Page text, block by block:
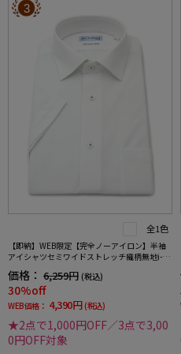
3
全1色
【即納】WEB限定【完全ノーアイロン】半袖
アイシャツセミワイドストレッチ織柄無地i-sh
価格： 6,259円 (税込)
30%off
WEB価格： 4,390円 (税込)
★2点で1,000円OFF／3点で3,00
0円OFF対象